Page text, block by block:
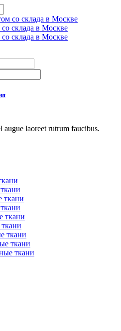
augue laoreet rutrum faucibus.
ткани
ткани
ткани
ткани
ткани